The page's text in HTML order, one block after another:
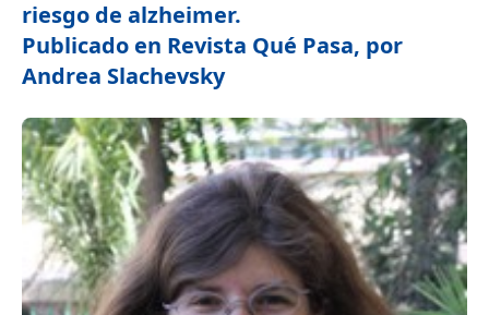
riesgo de alzheimer.
Publicado en Revista Qué Pasa, por
Andrea Slachevsky